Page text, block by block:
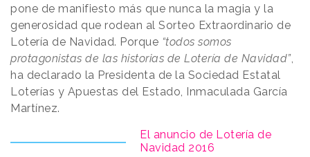
pone de manifiesto más que nunca la magia y la
generosidad que rodean al Sorteo Extraordinario de
Lotería de Navidad. Porque “todos somos
protagonistas de las historias de Lotería de Navidad”,
ha declarado la Presidenta de la Sociedad Estatal
Loterías y Apuestas del Estado, Inmaculada García
Martínez.
El anuncio de Lotería de
Navidad 2016